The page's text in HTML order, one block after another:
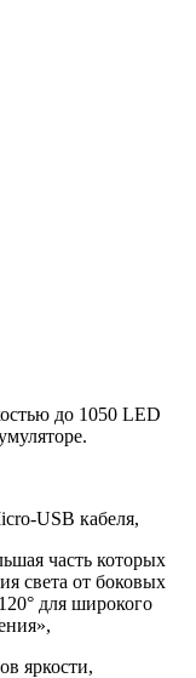
до 1050 LED
USB кабеля,
часть которых
света от боковых
для широкого
яркости,